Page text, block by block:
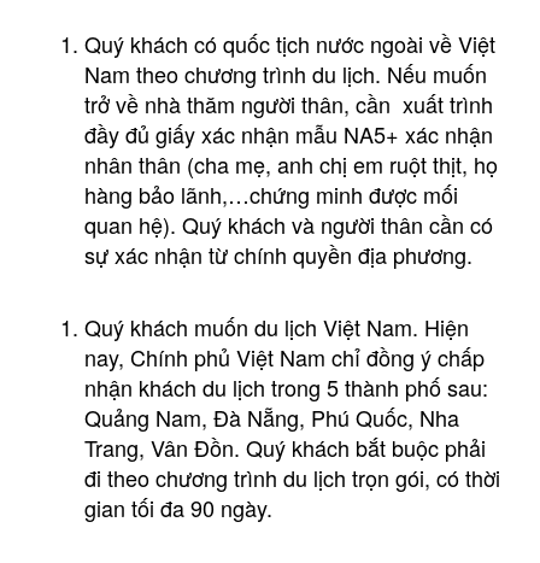
Quý khách có quốc tịch nước ngoài về Việt
Nam theo chương trình du lịch. Nếu muốn
trở về nhà thăm người thân, cần xuất trình
đầy đủ giấy xác nhận mẫu NA5+ xác nhận
nhân thân (cha mẹ, anh chị em ruột thịt, họ
hàng bảo lãnh,…chứng minh được mối
quan hệ). Quý khách và người thân cần có
sự xác nhận từ chính quyền địa phương.
Quý khách muốn du lịch Việt Nam. Hiện
nay, Chính phủ Việt Nam chỉ đồng ý chấp
nhận khách du lịch trong 5 thành phố sau:
Quảng Nam, Đà Nẵng, Phú Quốc, Nha
Trang, Vân Đồn. Quý khách bắt buộc phải
đi theo chương trình du lịch trọn gói, có thời
gian tối đa 90 ngày.